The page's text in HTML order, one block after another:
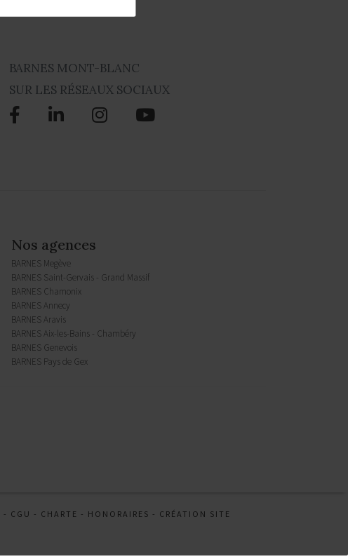
BARNES MONT-BLANC
SUR LES RÉSEAUX SOCIAUX
Nos agences
BARNES Megève
BARNES Saint-Gervais - Grand Massif
BARNES Chamonix
BARNES Annecy
BARNES Aravis
BARNES Aix-les-Bains - Chambéry
BARNES Genevois
BARNES Pays de Gex
- CGU - CHARTE - HONORAIRES - CRÉATION SITE